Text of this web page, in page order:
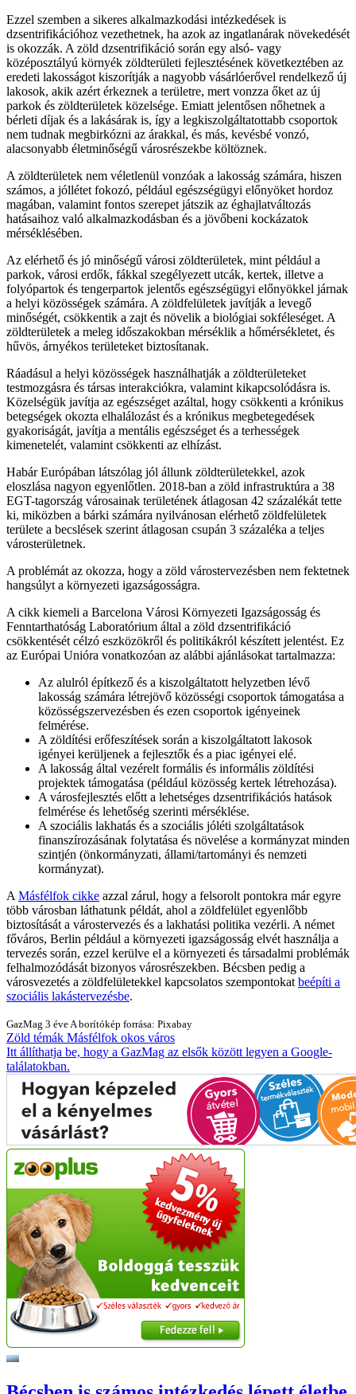
Ezzel szemben a sikeres alkalmazkodási intézkedések is
dzsentrifikációhoz vezethetnek, ha azok az ingatlanárak növekedését
is okozzák. A zöld dzsentrifikáció során egy alsó- vagy
középosztályú környék zöldterületi fejlesztésének következtében az
eredeti lakosságot kiszorítják a nagyobb vásárlóerővel rendelkező új
lakosok, akik azért érkeznek a területre, mert vonzza őket az új
parkok és zöldterületek közelsége. Emiatt jelentősen nőhetnek a
bérleti díjak és a lakásárak is, így a legkiszolgáltatottabb csoportok
nem tudnak megbirkózni az árakkal, és más, kevésbé vonzó,
alacsonyabb életminőségű városrészekbe költöznek.
A zöldterületek nem véletlenül vonzóak a lakosság számára, hiszen
számos, a jóllétet fokozó, például egészségügyi előnyöket hordoz
magában, valamint fontos szerepet játszik az éghajlatváltozás
hatásaihoz való alkalmazkodásban és a jövőbeni kockázatok
mérséklésében.
Az elérhető és jó minőségű városi zöldterületek, mint például a
parkok, városi erdők, fákkal szegélyezett utcák, kertek, illetve a
folyópartok és tengerpartok jelentős egészségügyi előnyökkel járnak
a helyi közösségek számára. A zöldfelületek javítják a levegő
minőségét, csökkentik a zajt és növelik a biológiai sokféleséget. A
zöldterületek a meleg időszakokban mérséklik a hőmérsékletet, és
hűvös, árnyékos területeket biztosítanak.
Ráadásul a helyi közösségek használhatják a zöldterületeket
testmozgásra és társas interakciókra, valamint kikapcsolódásra is.
Közelségük javítja az egészséget azáltal, hogy csökkenti a krónikus
betegségek okozta elhalálozást és a krónikus megbetegedések
gyakoriságát, javítja a mentális egészséget és a terhességek
kimenetelét, valamint csökkenti az elhízást.
Habár Európában látszólag jól állunk zöldterületekkel, azok
eloszlása nagyon egyenlőtlen. 2018-ban a zöld infrastruktúra a 38
EGT-tagország városainak területének átlagosan 42 százalékát tette
ki, miközben a bárki számára nyilvánosan elérhető zöldfelületek
területe a becslések szerint átlagosan csupán 3 százaléka a teljes
városterületnek.
A problémát az okozza, hogy a zöld várostervezésben nem fektetnek
hangsúlyt a környezeti igazságosságra.
A cikk kiemeli a Barcelona Városi Környezeti Igazságosság és
Fenntarthatóság Laboratórium által a zöld dzsentrifikáció
csökkentését célzó eszközökről és politikákról készített jelentést. Ez
az Európai Unióra vonatkozóan az alábbi ajánlásokat tartalmazza:
Az alulról építkező és a kiszolgáltatott helyzetben lévő
lakosság számára létrejövő közösségi csoportok támogatása a
közösségszervezésben és ezen csoportok igényeinek
felmérése.
A zöldítési erőfeszítések során a kiszolgáltatott lakosok
igényei kerüljenek a fejlesztők és a piac igényei elé.
A lakosság által vezérelt formális és informális zöldítési
projektek támogatása (például közösség kertek létrehozása).
A városfejlesztés előtt a lehetséges dzsentrifikációs hatások
felmérése és lehetőség szerinti mérséklése.
A szociális lakhatás és a szociális jóléti szolgáltatások
finanszírozásának folytatása és növelése a kormányzat minden
szintjén (önkormányzati, állami/tartományi és nemzeti
kormányzat).
A Másfélfok cikke azzal zárul, hogy a felsorolt pontokra már egyre
több városban láthatunk példát, ahol a zöldfelület egyenlőbb
biztosítását a várostervezés és a lakhatási politika vezérli. A német
főváros, Berlin például a környezeti igazságosság elvét használja a
tervezés során, ezzel kerülve el a környezeti és társadalmi problémák
felhalmozódását bizonyos városrészekben. Bécsben pedig a
városvezetés a zöldfelületekkel kapcsolatos szempontokat beépíti a
szociális lakástervezésbe.
GazMag 3 éve A borítókép forrása: Pixabay
Zöld témák Másfélfok okos város
Itt állíthatja be, hogy a GazMag az elsők között legyen a Google-
találatokban.